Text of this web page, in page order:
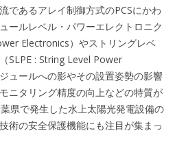
であるアレイ制御方式のPCSにかわ
ールレベル・パワーエレクトロニク
Electronics）やストリングレベ
SLPE : String Level Power
ュールへの影やその設置姿勢の影響
ニタリング精度の向上などの特質が
県で発生した水上太陽光発電設備の
術の安全保護機能にも注目が集まっ